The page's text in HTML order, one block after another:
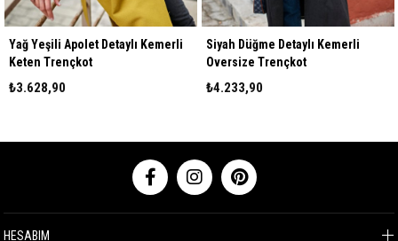
Yağ Yeşili Apolet Detaylı Kemerli
Keten Trençkot
₺3.628,90
Siyah Düğme Detaylı Kemerli
Oversize Trençkot
₺4.233,90
HESABIM